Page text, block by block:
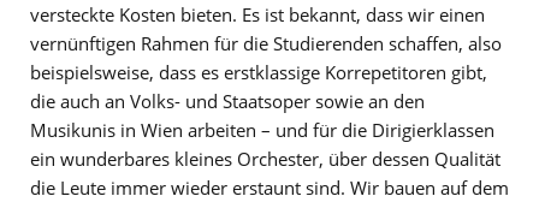
versteckte Kosten bieten. Es ist bekannt, dass wir einen
vernünftigen Rahmen für die Studierenden schaffen, also
beispielsweise, dass es erstklassige Korrepetitoren gibt,
die auch an Volks- und Staatsoper sowie an den
Musikunis in Wien arbeiten – und für die Dirigierklassen
ein wunderbares kleines Orchester, über dessen Qualität
die Leute immer wieder erstaunt sind. Wir bauen auf dem